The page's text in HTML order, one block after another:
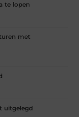
te lopen
met
uitgelegd